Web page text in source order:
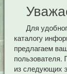
Для
каталогу
предлагаем
из следующих